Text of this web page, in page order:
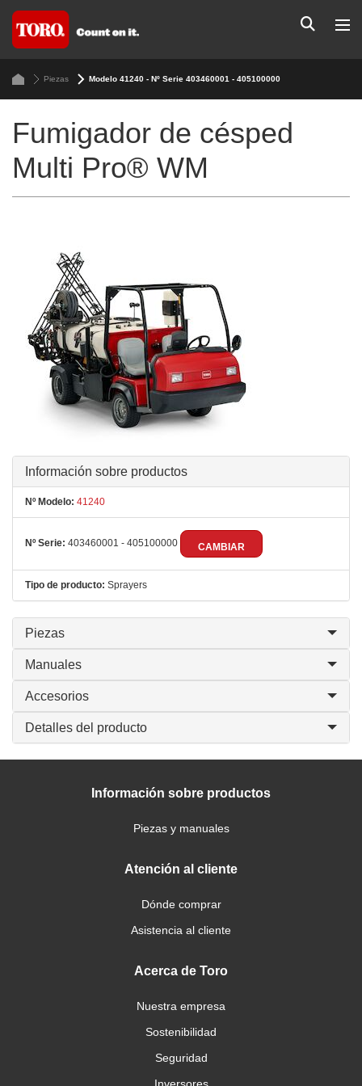
Piezas Modelo 41240 - Nº Serie 403460001 - 405100000
Fumigador de césped
Multi Pro® WM
Información sobre productos
Nº Modelo: 41240
Nº Serie: 403460001 - 405100000 CAMBIAR
Tipo de producto: Sprayers
Piezas
Manuales
Accesorios
Detalles del producto
Información sobre productos
Piezas y manuales
Atención al cliente
Dónde comprar
Asistencia al cliente
Acerca de Toro
Nuestra empresa
Sostenibilidad
Seguridad